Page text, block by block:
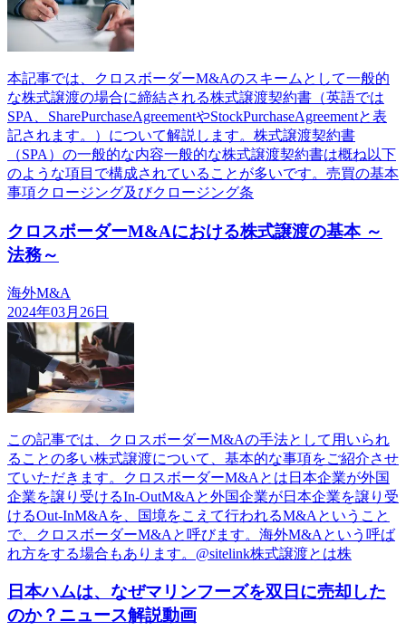
本記事では、クロスボーダーM&Aのスキームとして一般的
な株式譲渡の場合に締結される株式譲渡契約書（英語では
SPA、SharePurchaseAgreementやStockPurchaseAgreementと表
記されます。）について解説します。株式譲渡契約書
（SPA）の一般的な内容一般的な株式譲渡契約書は概ね以下
のような項目で構成されていることが多いです。売買の基本
事項クロージング及びクロージング条
クロスボーダーM&Aにおける株式譲渡の基本 ～
法務～
海外M&A
2024年03月26日
この記事では、クロスボーダーM&Aの手法として用いられ
ることの多い株式譲渡について、基本的な事項をご紹介させ
ていただきます。クロスボーダーM&Aとは日本企業が外国
企業を譲り受けるIn-OutM&Aと外国企業が日本企業を譲り受
けるOut-InM&Aを、国境をこえて行われるM&Aということ
で、クロスボーダーM&Aと呼びます。海外M&Aという呼ば
れ方をする場合もあります。@sitelink株式譲渡とは株
日本ハムは、なぜマリンフーズを双日に売却した
のか？ニュース解説動画